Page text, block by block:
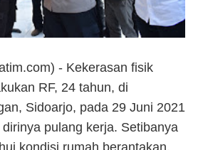
- Kekerasan fisik
RF, 24 tahun, di
Sidoarjo, pada 29 Juni 2021
pulang kerja. Setibanya
kondisi rumah berantakan,